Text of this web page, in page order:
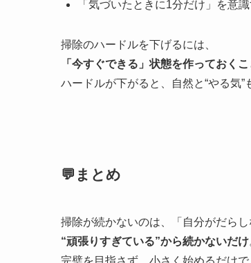
「気づいたときに1分だけ」を意
掃除のハードルを下げるには、
「今すぐできる」状態を作っておくこ
ハードルが下がると、自然と“やる気”
💬まとめ
掃除が続かないのは、「自分がだらし
“頑張りすぎている”から続かないだけ